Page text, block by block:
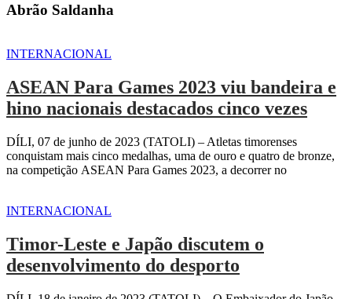
Abrão Saldanha
INTERNACIONAL
ASEAN Para Games 2023 viu bandeira e
hino nacionais destacados cinco vezes
DÍLI, 07 de junho de 2023 (TATOLI) – Atletas timorenses
conquistam mais cinco medalhas, uma de ouro e quatro de bronze,
na competição ASEAN Para Games 2023, a decorrer no
INTERNACIONAL
Timor-Leste e Japão discutem o
desenvolvimento do desporto